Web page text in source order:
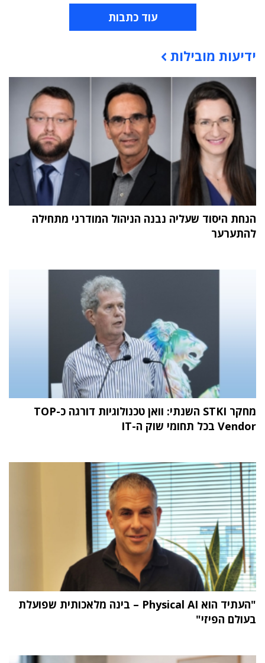
עוד כתבות
תוכן פרסומי
ידיעות מובילות
הנחת היסוד שעליה נבנה הניהול המודרני מתחילה
להתערער
מחקר STKI השנתי: וואן טכנולוגיות דורגה כ-TOP
Vendor בכל תחומי שוק ה-IT
"העתיד הוא Physical AI – בינה מלאכותית שפועלת
בעולם הפיזי"